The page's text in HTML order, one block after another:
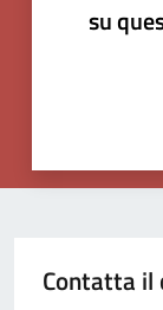
su
Contatta il